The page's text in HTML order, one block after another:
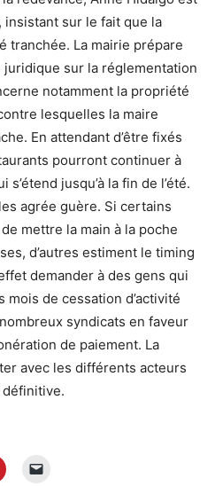
insistant sur le fait que la
tranchée. La mairie prépare
sur la réglementation
notamment la propriété
lesquelles la maire
En attendant d’être fixés
pourront continuer à
jusqu’à la fin de l’été.
agrée guère. Si certains
mettre la main à la poche
d’autres estiment le timing
demander à des gens qui
de cessation d’activité
nombreux syndicats en faveur
de paiement. La
avec les différents acteurs
définitive.